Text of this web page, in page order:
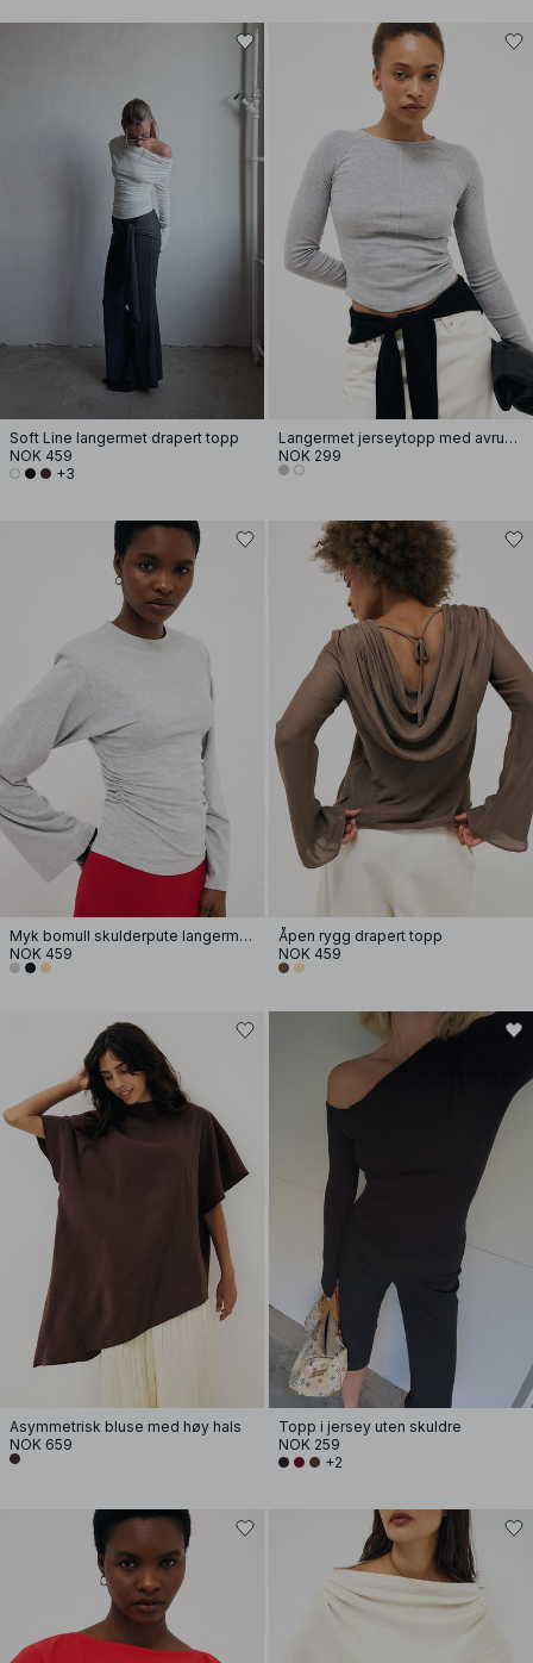
Soft Line langermet drapert topp
NOK 459
+3
Langermet jerseytopp med avrundet kant
NOK 299
Myk bomull skulderpute langermet T-skjorte
NOK 459
Åpen rygg drapert topp
NOK 459
Asymmetrisk bluse med høy hals
NOK 659
Topp i jersey uten skuldre
NOK 259
+2